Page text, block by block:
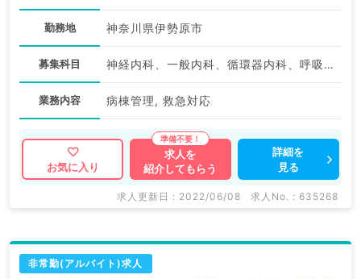
勤務地 神奈川県伊勢原市
募集科目 神経内科、一般内科、循環器内科、呼吸器内科、消化器内科、内分泌・代謝内科、腎臓内科、血液内科
業務内容 病棟管理, 救急対応
お気に入り
求人を
紹介してもらう
詳細を
見る
求人更新日 : 2022/06/08 求人No. : 635268
非常勤(アルバイト)求人